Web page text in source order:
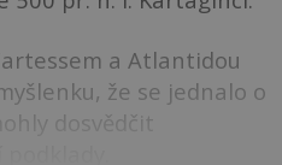
a Atlantidou
že se jednalo o
dosvědčit